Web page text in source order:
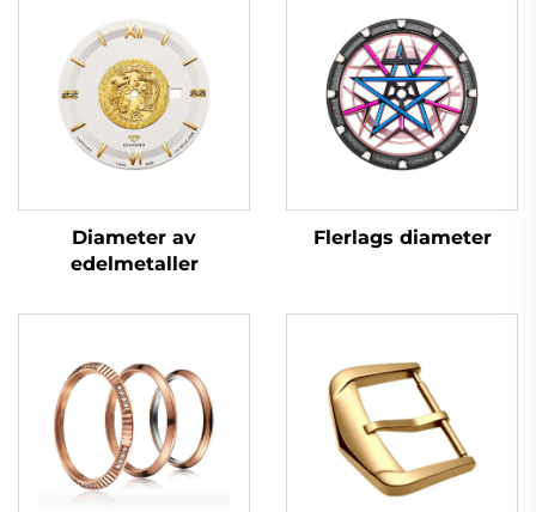
Diameter av
edelmetaller
Flerlags diameter